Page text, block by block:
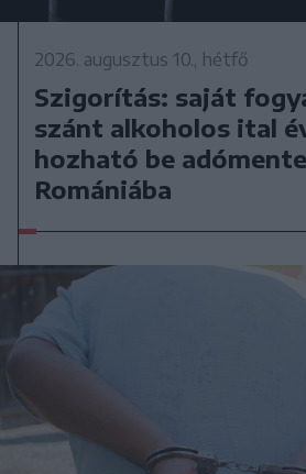
2026. augusztus 10., hétfő
Szigorítás: saját
szánt alkoholos ital
hozható be
Romániába